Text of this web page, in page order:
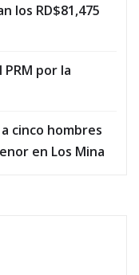
los RD$81,475
por la
cinco hombres
en Los Mina